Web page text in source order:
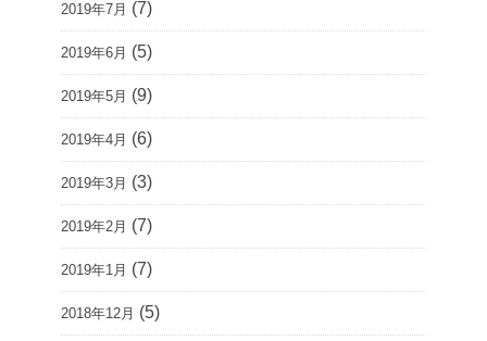
2019年7月 (7)
2019年6月 (5)
2019年5月 (9)
2019年4月 (6)
2019年3月 (3)
2019年2月 (7)
2019年1月 (7)
2018年12月 (5)